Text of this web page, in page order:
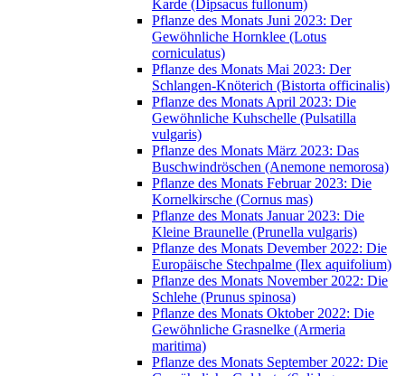
Karde (Dipsacus fullonum)
Pflanze des Monats Juni 2023: Der
Gewöhnliche Hornklee (Lotus
corniculatus)
Pflanze des Monats Mai 2023: Der
Schlangen-Knöterich (Bistorta officinalis)
Pflanze des Monats April 2023: Die
Gewöhnliche Kuhschelle (Pulsatilla
vulgaris)
Pflanze des Monats März 2023: Das
Buschwindröschen (Anemone nemorosa)
Pflanze des Monats Februar 2023: Die
Kornelkirsche (Cornus mas)
Pflanze des Monats Januar 2023: Die
Kleine Braunelle (Prunella vulgaris)
Pflanze des Monats Devember 2022: Die
Europäische Stechpalme (Ilex aquifolium)
Pflanze des Monats November 2022: Die
Schlehe (Prunus spinosa)
Pflanze des Monats Oktober 2022: Die
Gewöhnliche Grasnelke (Armeria
maritima)
Pflanze des Monats September 2022: Die